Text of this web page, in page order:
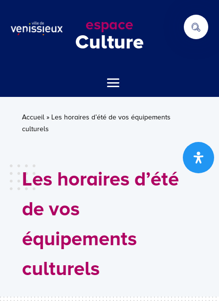
espace
Culture
Accueil» Les horaires d’été de vos équipements
culturels
Les horaires d’été
de vos
équipements
culturels